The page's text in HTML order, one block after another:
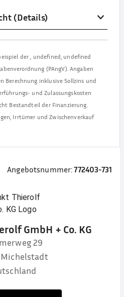
(Details)
der, undefined, undefined
(PAngV). Angaben
Berechnung inklusive Sollzins und
und Zulassungskosten
Bestandteil der Finanzierung.
Irrtümer und Zwischenverkauf
Angebotsnummer:772403-731
GmbH + Co. KG
29
Michelstadt